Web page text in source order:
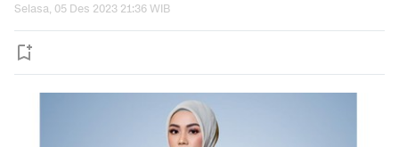
Selasa, 05 Des 2023 21:36 WIB